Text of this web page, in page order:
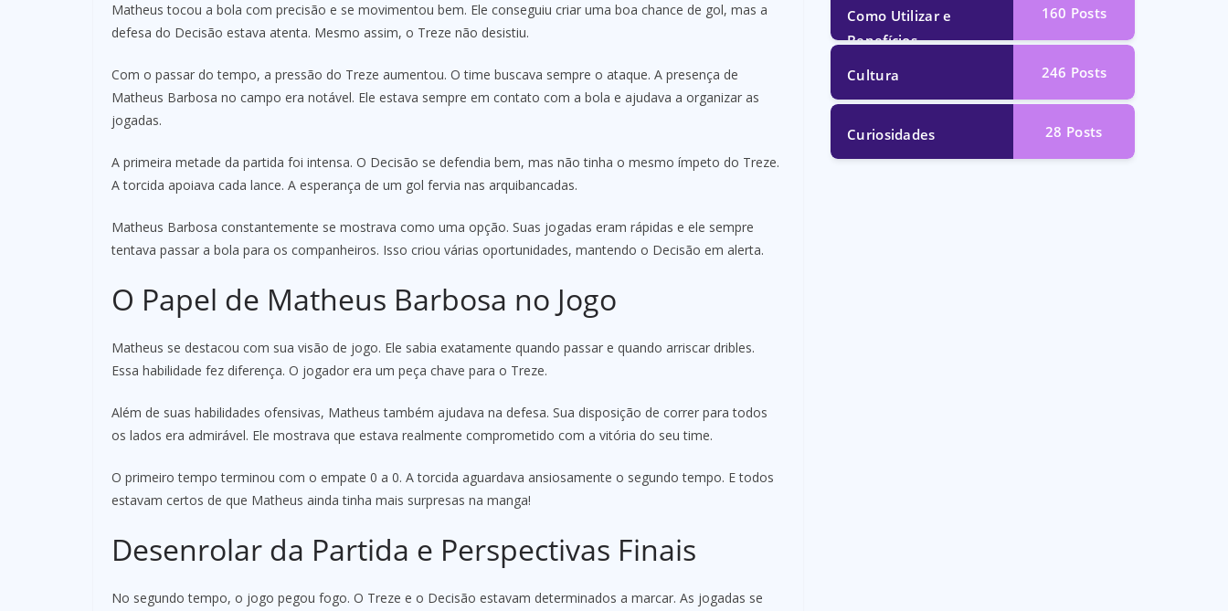
Matheus tocou a bola com precisão e se movimentou bem. Ele conseguiu criar uma boa chance de gol, mas a
defesa do Decisão estava atenta. Mesmo assim, o Treze não desistiu.
Com o passar do tempo, a pressão do Treze aumentou. O time buscava sempre o ataque. A presença de
Matheus Barbosa no campo era notável. Ele estava sempre em contato com a bola e ajudava a organizar as
jogadas.
A primeira metade da partida foi intensa. O Decisão se defendia bem, mas não tinha o mesmo ímpeto do Treze.
A torcida apoiava cada lance. A esperança de um gol fervia nas arquibancadas.
Matheus Barbosa constantemente se mostrava como uma opção. Suas jogadas eram rápidas e ele sempre
tentava passar a bola para os companheiros. Isso criou várias oportunidades, mantendo o Decisão em alerta.
O Papel de Matheus Barbosa no Jogo
Matheus se destacou com sua visão de jogo. Ele sabia exatamente quando passar e quando arriscar dribles.
Essa habilidade fez diferença. O jogador era um peça chave para o Treze.
Além de suas habilidades ofensivas, Matheus também ajudava na defesa. Sua disposição de correr para todos
os lados era admirável. Ele mostrava que estava realmente comprometido com a vitória do seu time.
O primeiro tempo terminou com o empate 0 a 0. A torcida aguardava ansiosamente o segundo tempo. E todos
estavam certos de que Matheus ainda tinha mais surpresas na manga!
Desenrolar da Partida e Perspectivas Finais
No segundo tempo, o jogo pegou fogo. O Treze e o Decisão estavam determinados a marcar. As jogadas se
Como Utilizar e
Benefícios
160 Posts
Cultura 246 Posts
Curiosidades 28 Posts